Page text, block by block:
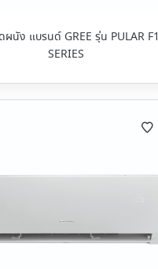
ผนัง แบรนด์ GREE รุ่น PULAR F1
SERIES